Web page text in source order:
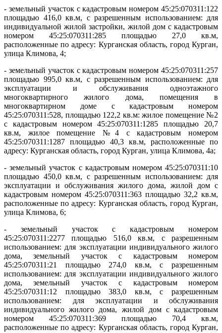
- земельный участок с кадастровым номером 45:25:070311:122
площадью 416,0 кв.м, с разрешенным использованием: для
индивидуальной жилой застройки, жилой дом с кадастровым
номером 45:25:070311:285 площадью 27,0 кв.м,
расположенные по адресу: Курганская область, город Курган,
улица Климова, 4;
- земельный участок с кадастровым номером 45:25:070311:257
площадью 995,0 кв.м, с разрешенным использованием: для
эксплуатации и обслуживания одноэтажного
многоквартирного жилого дома, помещения в
многоквартирном доме с кадастровым номером
45:25:070311:528, площадью 122,2 кв.м: жилое помещение №2
с кадастровым номером 45:25:070311:1285 площадью 20,7
кв.м, жилое помещение №4 с кадастровым номером
45:25:070311:1287 площадью 40,3 кв.м, расположенные по
адресу: Курганская область, город Курган, улица Климова, 4а;
- земельный участок с кадастровым номером 45:25:070311:10
площадью 450,0 кв.м, с разрешенным использованием: для
эксплуатации и обслуживания жилого дома, жилой дом с
кадастровым номером 45:25:070311:363 площадью 32,2 кв.м,
расположенные по адресу: Курганская область, город Курган,
улица Климова, 6;
- земельный участок с кадастровым номером
45:25:070311:2277 площадью 516,0 кв.м, с разрешенным
использованием: для эксплуатации индивидуального жилого
дома, земельный участок с кадастровым номером
45:25:070311:21 площадью 274,0 кв.м, с разрешенным
использованием: для эксплуатации индивидуального жилого
дома, земельный участок с кадастровым номером
45:25:070311:12 площадью 383,0 кв.м, с разрешенным
использованием: для эксплуатации и обслуживания
индивидуального жилого дома, жилой дом с кадастровым
номером 45:25:070311:369 площадью 70,4 кв.м,
расположенные по адресу: Курганская область, город Курган,